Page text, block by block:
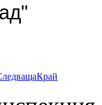
Край